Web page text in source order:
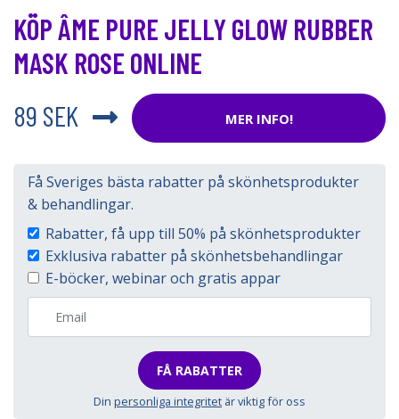
KÖP ÂME PURE JELLY GLOW RUBBER
MASK ROSE ONLINE
89 SEK
MER INFO!
Få Sveriges bästa rabatter på skönhetsprodukter
& behandlingar.
Rabatter, få upp till 50% på skönhetsprodukter
Exklusiva rabatter på skönhetsbehandlingar
E-böcker, webinar och gratis appar
FÅ RABATTER
Din personliga integritet är viktig för oss